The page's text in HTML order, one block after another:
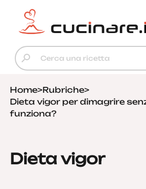
Home>Rubriche>
Dieta vigor per dimagrire
funziona?
Dieta vigor